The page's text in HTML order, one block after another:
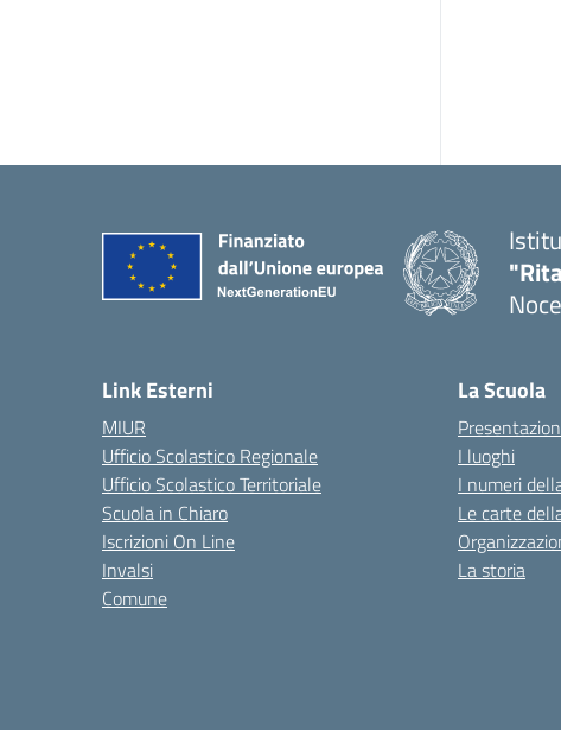
Link Esterni
MIUR
Ufficio Scolastico Regionale
Ufficio Scolastico Territoriale
Scuola in Chiaro
Iscrizioni On Line
Invalsi
Comune
La Scuola
I luoghi
I numeri
Le carte
La storia